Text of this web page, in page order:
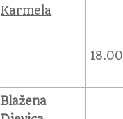
Karmela
18.00
Blažena